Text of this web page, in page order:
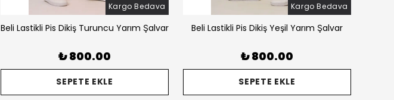
Kargo Bedava
Beli Lastikli Pis Dikiş Turuncu Yarım Şalvar
₺ 800.00
SEPETE EKLE
Kargo Bedava
Beli Lastikli Pis Dikiş Yeşil Yarım Şalvar
₺ 800.00
SEPETE EKLE